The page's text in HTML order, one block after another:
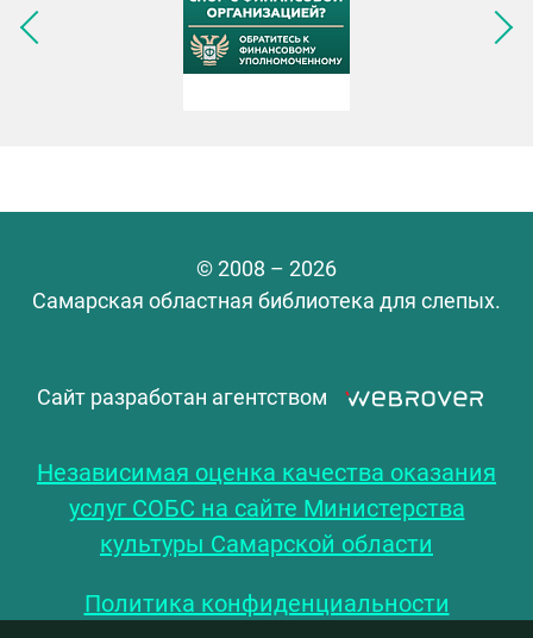
Следующее изображение
© 2008 – 2026
Самарская областная библиотека для слепых.
Сайт разработан агентством
Независимая оценка качества оказания
услуг СОБС на сайте Министерства
культуры Самарской области
Политика конфиденциальности